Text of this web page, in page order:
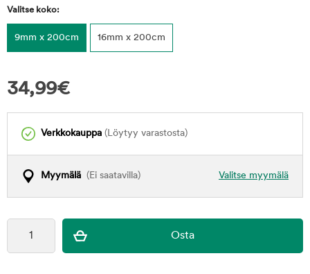
Valitse koko:
9mm x 200cm 16mm x 200cm
34,99€
Verkkokauppa (Löytyy varastosta)
Valitse myymälä
Myymälä (Ei saatavilla)